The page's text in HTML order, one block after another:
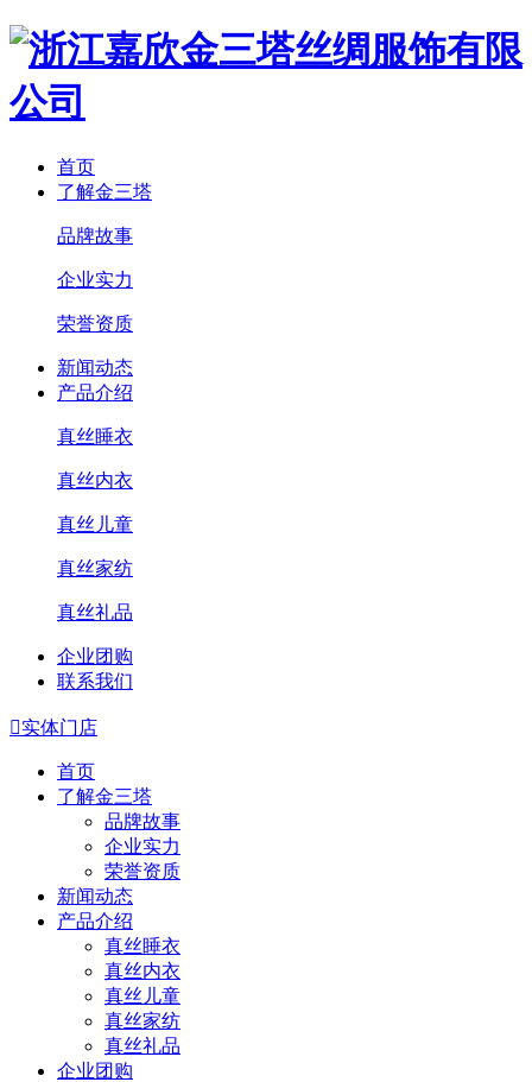
首页
了解金三塔
品牌故事
企业实力
荣誉资质
新闻动态
产品介绍
真丝睡衣
真丝内衣
真丝儿童
真丝家纺
真丝礼品
企业团购
联系我们
实体门店
首页
了解金三塔
品牌故事
企业实力
荣誉资质
新闻动态
产品介绍
真丝睡衣
真丝内衣
真丝儿童
真丝家纺
真丝礼品
企业团购